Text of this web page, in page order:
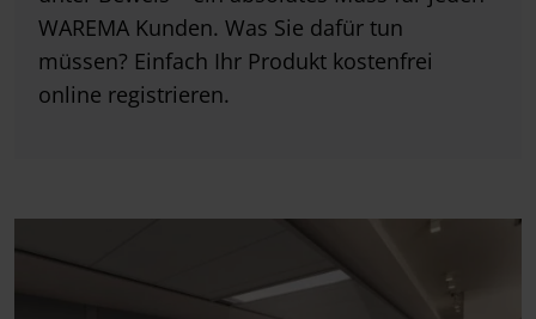
WAREMA Kunden. Was Sie dafür tun
müssen? Einfach Ihr Produkt kostenfrei
online registrieren.